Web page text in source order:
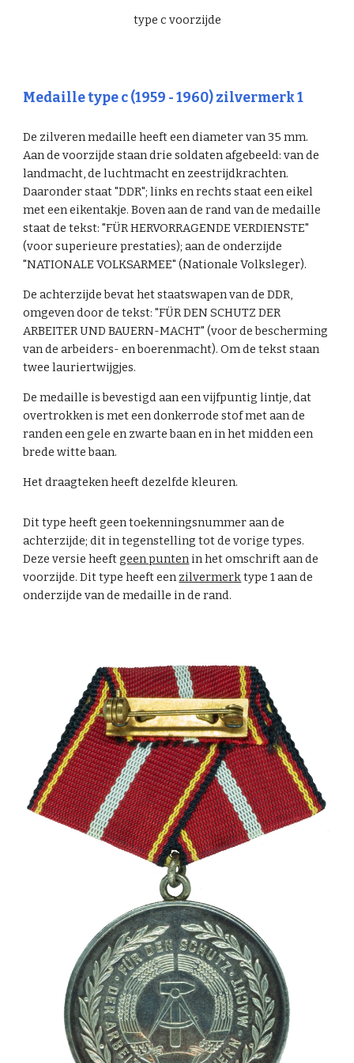
type c voorzijde
Medaille type c (1959 - 1960)zilvermerk1
De zilveren medaille heeft een diameter van 35 mm.
Aan de voorzijde staan drie soldaten afgebeeld: van de
landmacht, de luchtmacht en zeestrijdkrachten.
Daaronder staat "DDR"; links en rechts staat een eikel
met een eikentakje. Boven aan de rand van de medaille
staat de tekst: "FÜR HERVORRAGENDE VERDIENSTE"
(voor superieure prestaties); aan de onderzijde
"NATIONALE VOLKSARMEE" (Nationale Volksleger).
De achterzijde bevat het staatswapen van de DDR,
omgeven door de tekst: "FÜR DEN SCHUTZ DER
ARBEITER UND BAUERN-MACHT" (voor de bescherming
van de arbeiders- en boerenmacht). Om de tekst staan
twee lauriertwijgjes.
De medaille is bevestigd aan een vijfpuntig lintje, dat
overtrokken is met een donkerrode stof met aan de
randen een gele en zwarte baan en in het midden een
brede witte baan.
Het draagteken heeft dezelfde kleuren.
Dit type heeft geen toekenningsnummer aan de
achterzijde; dit in tegenstelling tot de vorige types.
Deze versie heeftgeen punten in het omschrift aan de
voorzijde. Dit type heeft een zilvermerktype 1aan de
onderzijde van de medaille in de rand.